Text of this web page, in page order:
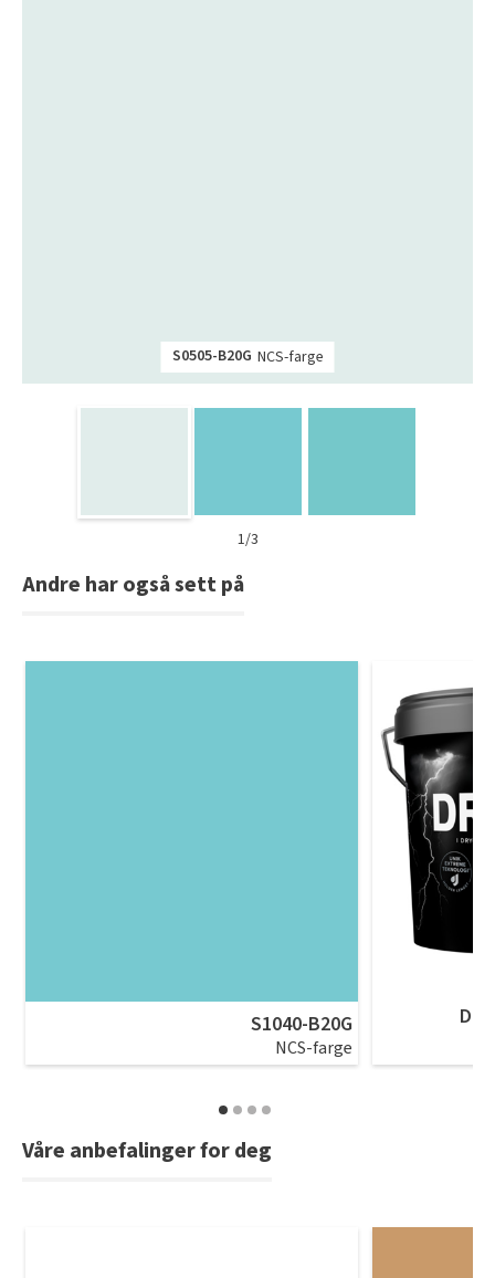
S0505-B20G NCS-farge
1/3
Andre har også sett på
S1040-B20G
NCS-farge
Våre anbefalinger for deg